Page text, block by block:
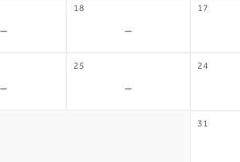
17
18
-
-
24
25
-
-
31